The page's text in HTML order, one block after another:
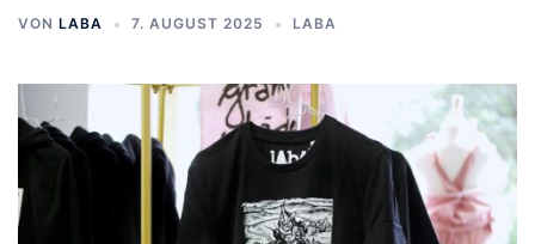
VON LABA 7. AUGUST 2025 LABA